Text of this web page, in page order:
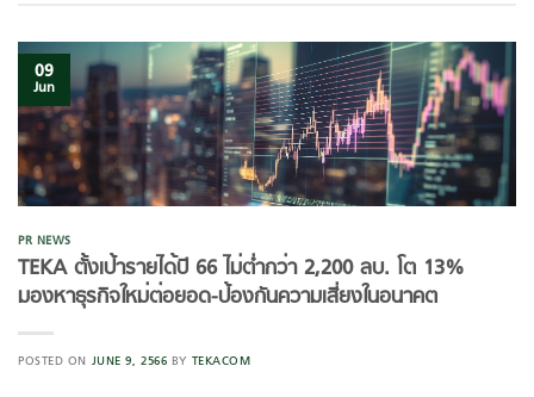
09
Jun
PR NEWS
TEKA ตั้งเป้ารายได้ปี 66 ไม่ต่ำกว่า 2,200 ลบ. โต 13%
มองหาธุรกิจใหม่ต่อยอด-ป้องกันความเสี่ยงในอนาคต
POSTED ON JUNE 9, 2566 BY TEKACOM